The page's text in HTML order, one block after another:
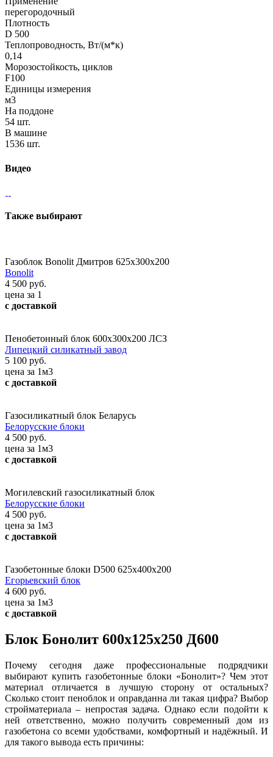
перегородочный
Плотность
D 500
Теплопроводность, Вт/(м*к)
0,14
Морозостойкость, циклов
F100
Единицы измерения
м3
На поддоне
54 шт.
В машине
1536 шт.
Видео
Также выбирают
Газоблок Bonolit Дмитров 625х300х200
Bonolit
4 500 руб.
цена за 1
с доставкой
Пенобетонный блок 600х300х200 ЛСЗ
Липецкий силикатный завод
5 100 руб.
цена за 1м3
с доставкой
Газосиликатный блок Беларусь
Белорусские блоки
4 500 руб.
цена за 1м3
с доставкой
Могилевский газосиликатный блок
Белорусские блоки
4 500 руб.
цена за 1м3
с доставкой
Газобетонные блоки D500 625х400х200
Егорьевский блок
4 600 руб.
цена за 1м3
с доставкой
Блок Бонолит 600x125x250 Д600
Почему сегодня даже профессиональные подрядчики
выбирают купить газобетонные блоки «Бонолит»? Чем этот
материал отличается в лучшую сторону от остальных?
Сколько стоит пеноблок и оправданна ли такая цифра? Выбор
стройматериала – непростая задача. Однако если подойти к
ней ответственно, можно получить современный дом из
газобетона со всеми удобствами, комфортный и надёжный. И
для такого вывода есть причины: